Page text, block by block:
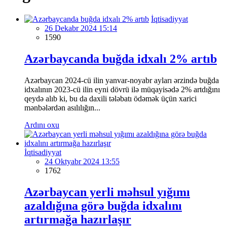
İqtisadiyyat
26 Dekabr 2024 15:14
1590
Azərbaycanda buğda idxalı 2% artıb
Azərbaycan 2024-cü ilin yanvar-noyabr ayları ərzində buğda
idxalının 2023-cü ilin eyni dövrü ilə müqayisədə 2% artdığını
qeydə alıb ki, bu da daxili tələbatı ödəmək üçün xarici
mənbələrdən asılılığın...
Ardını oxu
İqtisadiyyat
24 Oktyabr 2024 13:55
1762
Azərbaycan yerli məhsul yığımı
azaldığına görə buğda idxalını
artırmağa hazırlaşır